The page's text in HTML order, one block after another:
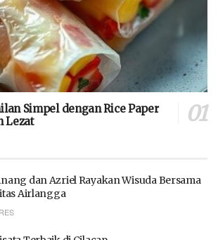
Simpel dengan Rice Paper
Lezat
dan Azriel Rayakan Wisuda Bersama
Airlangga